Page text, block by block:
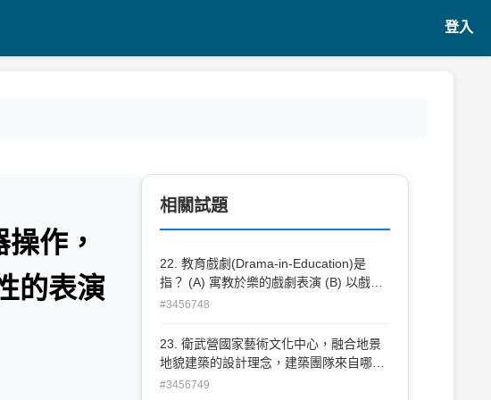
登入
作，
的表演
相關試題
22. 教育戲劇(Drama-in-Education)是
指？ (A) 寓教於樂的戲劇表演 (B) 以戲劇
作為社團活動教學 (C) 學習戲劇的一種課
#3456748
23. 衛武營國家藝術文化中心，融合地景
地貌建築的設計理念，建築團隊來自哪個
國家？ (A) 義大利 (B) 荷蘭 (C) 加拿大
#3456749